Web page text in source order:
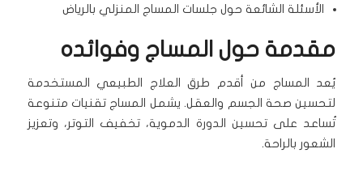
الأسئلة الشائعة حول جلسات المساج المنزلي بالرياض
مقدمة حول المساج وفوائده
يُعد المساج من أقدم طرق العلاج الطبيعي المستخدمة
لتحسين صحة الجسم والعقل. يشمل المساج تقنيات متنوعة
تُساعد على تحسين الدورة الدموية، تخفيف التوتر، وتعزيز
الشعور بالراحة.